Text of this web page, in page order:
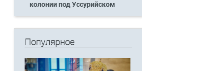
колонии под Уссурийском
Популярное